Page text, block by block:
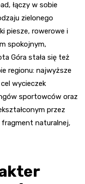
łączy w sobie
zielonego
piesze, rowerowe i
spokojnym,
Góra stała się też
regionu: najwyższe
wycieczek
sportowców oraz
przez
naturalnej,